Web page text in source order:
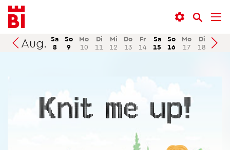
In­
halt
an­
sprin­
Menü
an­
sprin­
gen
Suche
an­
sprin­
gen
Suchen
Aug. Sa
8
So
9
Mo
10
Di
11
Mi
12
Do
13
Fr
14
Sa
15
So
16
Mo
17
Di
18
Mi
19